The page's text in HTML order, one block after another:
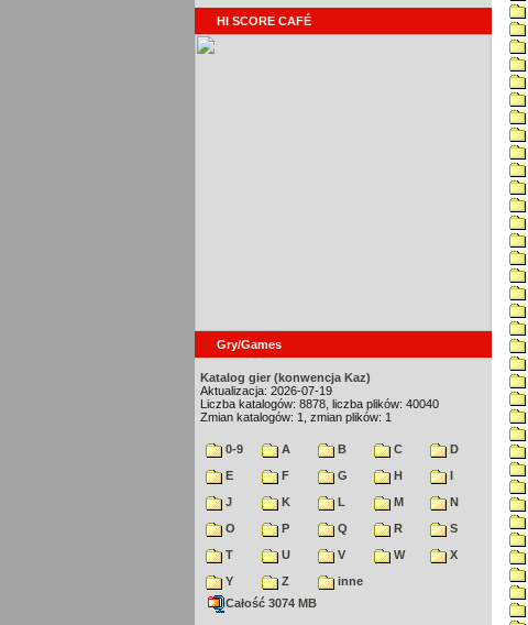
HI SCORE CAFÉ
Gry/Games
Katalog gier (konwencja Kaz)
Aktualizacja: 2026-07-19
Liczba katalogów: 8878, liczba plików: 40040
Zmian katalogów: 1, zmian plików: 1
0-9 A B C
D
E
F G H
I
J
K L M
N
O
P Q R
S
T
U V W
X
Y
Z
inne
Całość 3074 MB